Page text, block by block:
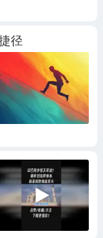
径